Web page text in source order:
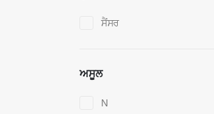
ਸੈਂਸਰ
ਅਸੂਲ
N